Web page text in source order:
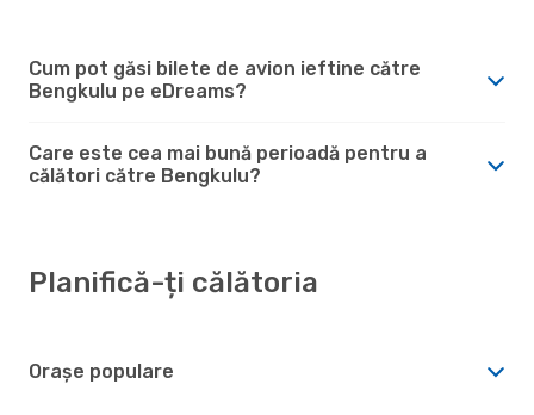
Cum pot găsi bilete de avion ieftine către
Bengkulu pe eDreams?
Care este cea mai bună perioadă pentru a
călători către Bengkulu?
Planifică-ți călătoria
Orașe populare